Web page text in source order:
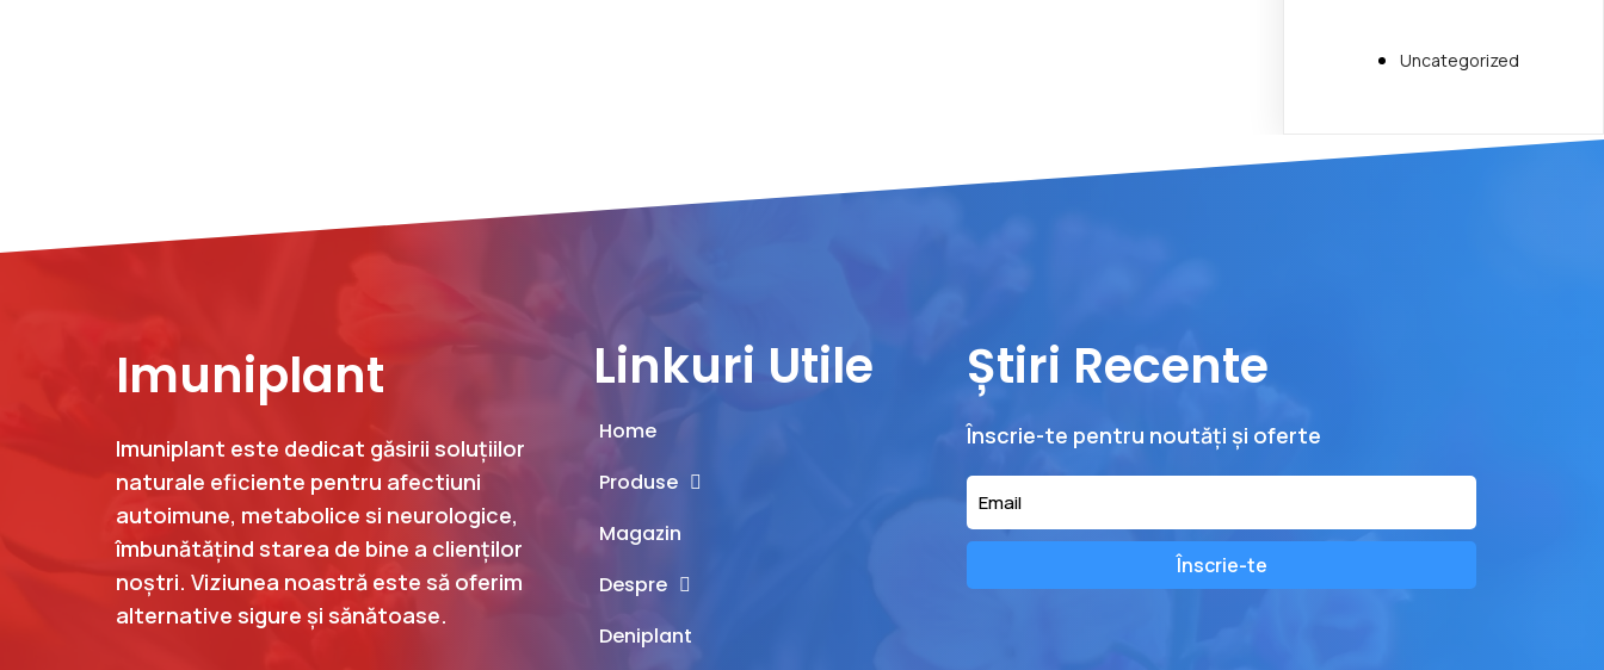
Uncategorized
Imuniplant
Imuniplant este dedicat găsirii soluțiilor
naturale eficiente pentru afectiuni
autoimune, metabolice si neurologice,
îmbunătățind starea de bine a clienților
noștri. Viziunea noastră este să oferim
alternative sigure și sănătoase.
Linkuri Utile
Home
Produse
Magazin
Despre
Deniplant
Știri Recente
Înscrie-te pentru noutăți și oferte
Înscrie-te